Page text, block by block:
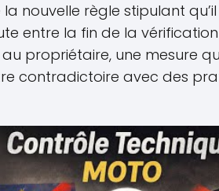
nouvelle règle stipulant
entre la fin de la
propriétaire, une mesure
contradictoire avec des